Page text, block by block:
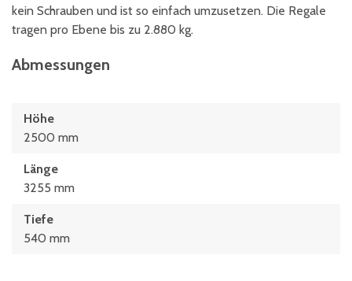
kein Schrauben und ist so einfach umzusetzen. Die Regale
tragen pro Ebene bis zu 2.880 kg.
Abmessungen
Höhe
2500 mm
Länge
3255 mm
Tiefe
540 mm